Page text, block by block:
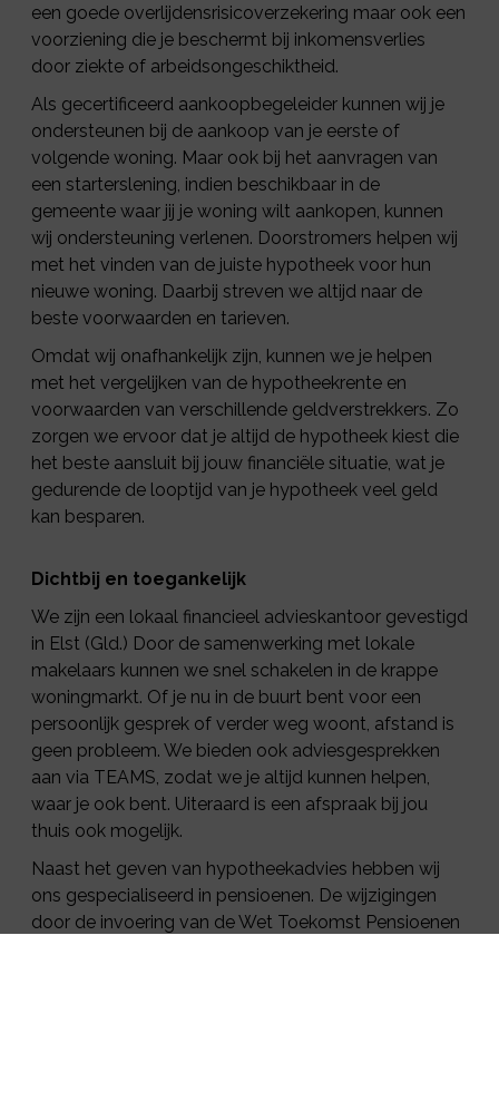
een goede overlijdensrisicoverzekering maar ook een
voorziening die je beschermt bij inkomensverlies
door ziekte of arbeidsongeschiktheid.
Als gecertificeerd aankoopbegeleider kunnen wij je
ondersteunen bij de aankoop van je eerste of
volgende woning. Maar ook bij het aanvragen van
een starterslening, indien beschikbaar in de
gemeente waar jij je woning wilt aankopen, kunnen
wij ondersteuning verlenen. Doorstromers helpen wij
met het vinden van de juiste hypotheek voor hun
nieuwe woning. Daarbij streven we altijd naar de
beste voorwaarden en tarieven.
Omdat wij onafhankelijk zijn, kunnen we je helpen
met het vergelijken van de hypotheekrente en
voorwaarden van verschillende geldverstrekkers. Zo
zorgen we ervoor dat je altijd de hypotheek kiest die
het beste aansluit bij jouw financiële situatie, wat je
gedurende de looptijd van je hypotheek veel geld
kan besparen.
Dichtbij en toegankelijk
We zijn een lokaal financieel advieskantoor gevestigd
in Elst (Gld.) Door de samenwerking met lokale
makelaars kunnen we snel schakelen in de krappe
woningmarkt. Of je nu in de buurt bent voor een
persoonlijk gesprek of verder weg woont, afstand is
geen probleem. We bieden ook adviesgesprekken
aan via TEAMS, zodat we je altijd kunnen helpen,
waar je ook bent. Uiteraard is een afspraak bij jou
thuis ook mogelijk.
Naast het geven van hypotheekadvies hebben wij
ons gespecialiseerd in pensioenen. De wijzigingen
door de invoering van de Wet Toekomst Pensioenen